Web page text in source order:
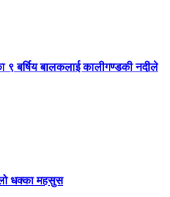
९ बर्षिय बालकलाई कालीगण्डकी नदीले
धक्का महसुस